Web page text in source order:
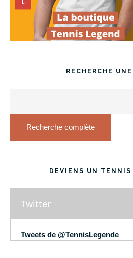
RECHERCHE
Recherche complète
DEVIENS UN TENNIS
Twitter
Tweets de @TennisLegende